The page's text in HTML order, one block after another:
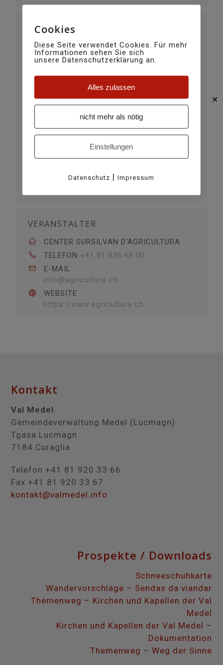
✕
VERANSTALTUNGSORT
Stagias
VERANSTALTER
CENTER SURSILVAN D'AGRICULTURA
TELEFON +41 81 936 48 00
E-MAIL
info@agricultura.ch
WEBSITE
https://www.agricultura.ch
Kontakt
Val Medel
Gemeindeverwaltung Medel (Lucmagn)
Tgasa Lucmagn
7184 Curaglia
Telefon +41 81 920 33 66
Fax +41 81 920 33 67
kontakt@valmedel.info
Prospekte / Downloads
Schneeschuhkarte
Wandervorschläge – Sendas da viandar
Themenweg – Kirchen und Kapellen der Val
Medel
Kirchen und Kapellen der Val Medel –
Dokumentation
Themenweg – Weg der Sinne
Cookies
Diese Seite verwendet Cookies. Für mehr
Informationen sehen Sie sich
unsere Datenschutzerklärung an.
Alles zulassen
nicht mehr als nötig
Einstellungen
Datenschutz |Impressum